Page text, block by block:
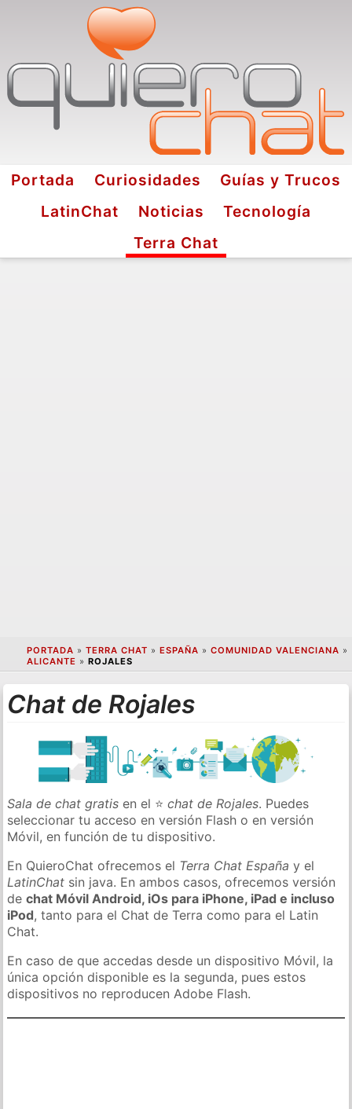
Portada Curiosidades
Guías y Trucos
LatinChat
Noticias
Tecnología
Terra Chat
PORTADA » TERRA CHAT » ESPAÑA » COMUNIDAD VALENCIANA »
ALICANTE » ROJALES
Chat de Rojales
Sala de chat gratis en el ⭐chat de Rojales. Puedes
seleccionar tu acceso en versión Flash o en versión
Móvil, en función de tu dispositivo.
En QuieroChat ofrecemos el Terra Chat España y el
LatinChat sin java. En ambos casos, ofrecemos versión
dechat Móvil Android, iOs para iPhone, iPad e incluso
iPod, tanto para el Chat de Terra como para el Latin
Chat.
En caso de que accedas desde un dispositivo Móvil, la
única opción disponible es la segunda, pues estos
dispositivos no reproducen Adobe Flash.